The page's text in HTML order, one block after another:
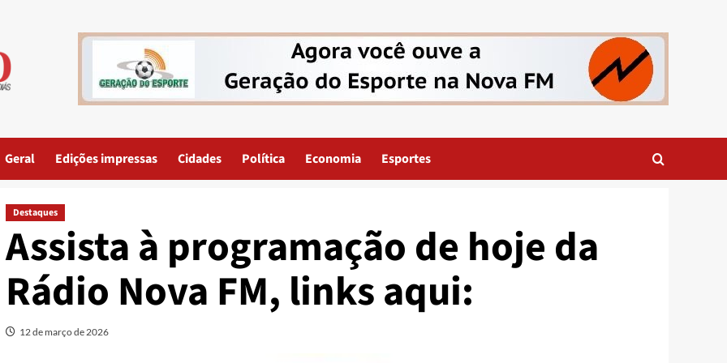
Geral Edições impressas Cidades Política Economia Esportes
Destaques
Assista à programação de hoje da
Rádio Nova FM, links aqui:
12 de março de 2026